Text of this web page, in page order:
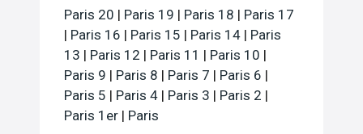
Paris 20 | Paris 19 | Paris 18 | Paris 17
| Paris 16 | Paris 15 | Paris 14 | Paris
13 | Paris 12 | Paris 11 | Paris 10 |
Paris 9 | Paris 8 | Paris 7 | Paris 6 |
Paris 5 | Paris 4 | Paris 3 | Paris 2 |
Paris 1er | Paris